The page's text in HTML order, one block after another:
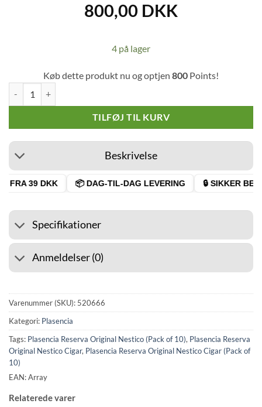
800,00 DKK
4 på lager
Køb dette produkt nu og optjen 800 Points!
TILFØJ TIL KURV
Beskrivelse
39 DKK 📦 DAG-TIL-DAG LEVERING 🔒 SIKKER
Specifikationer
Anmeldelser (0)
Varenummer (SKU): 520666
Kategori: Plasencia
Tags: Plasencia Reserva Original Nestico (Pack of 10), Plasencia Reserva
Original Nestico Cigar, Plasencia Reserva Original Nestico Cigar (Pack of
10)
EAN: Array
Relaterede varer